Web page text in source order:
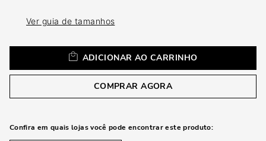
Ver guia de tamanhos
ADICIONAR AO CARRINHO
COMPRAR AGORA
Confira em quais lojas você pode encontrar este produto: